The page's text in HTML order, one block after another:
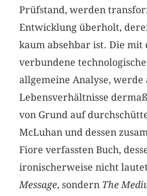
Prüfstand, werden
Entwicklung überholt,
kaum absehbar ist. Die
verbundene
allgemeine Analyse, werde
Lebensverhältnisse
von Grund auf
McLuhan und dessen
Fiore verfassten Buch,
ironischerweise nicht
Message, sondern The